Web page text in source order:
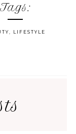
Tags:
, LIFESTYLE